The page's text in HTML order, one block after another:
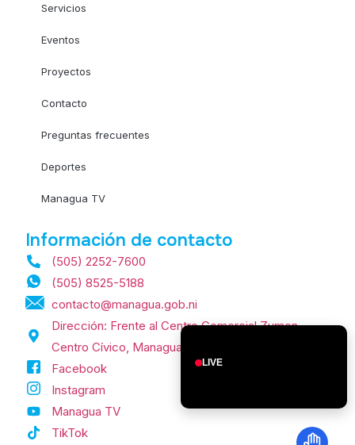
Servicios
Eventos
Proyectos
Contacto
Preguntas frecuentes
Deportes
Managua TV
Información de contacto
(505) 2252-7600
(505) 8525-5188
contacto@managua.gob.ni
Dirección: Frente al Centro Comercial Zumen,
Centro Cívico, Managua, Nicaragua.
Facebook
Instagram
Managua TV
TikTok
LIVE